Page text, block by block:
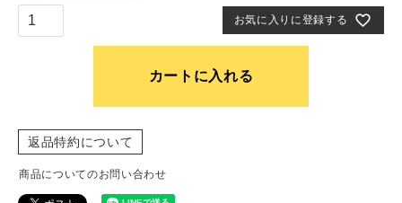
お気に入りに登録する
カートに入れる
返品特約について
商品についてのお問い合わせ